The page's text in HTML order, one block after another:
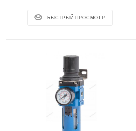
БЫСТРЫЙ ПРОСМОТР